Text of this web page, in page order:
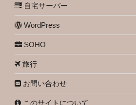
自宅サーバー
WordPress
SOHO
旅行
お問い合わせ
このサイトについて